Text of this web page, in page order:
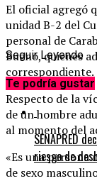
El oficial agregó
unidad B-2 del
personal de
Bueno, quienes
correspondiente.
Respecto de la
de un hombre
al momento del
«Es una persona
de sexo
Seguir Leyendo
Te podría gustar
SENAPRED
riesgo de